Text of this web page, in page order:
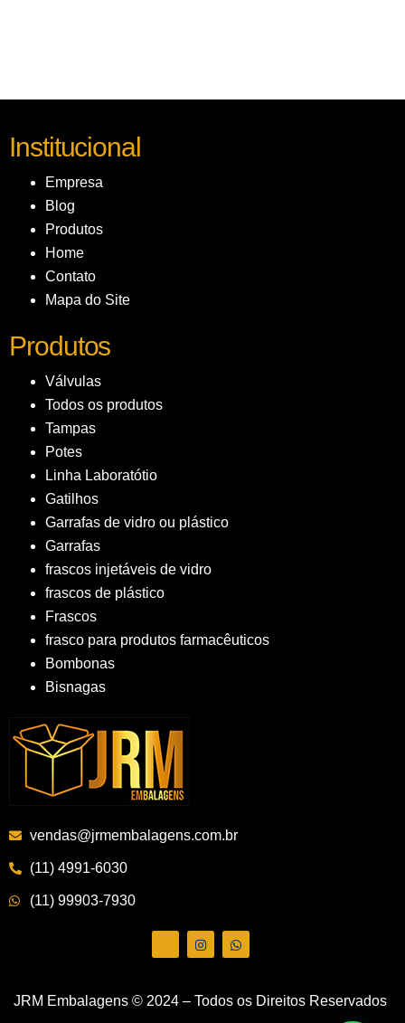
Institucional
Empresa
Blog
Produtos
Home
Contato
Mapa do Site
Produtos
Válvulas
Todos os produtos
Tampas
Potes
Linha Laboratótio
Gatilhos
Garrafas de vidro ou plástico
Garrafas
frascos injetáveis de vidro
frascos de plástico
Frascos
frasco para produtos farmacêuticos
Bombonas
Bisnagas
vendas@jrmembalagens.com.br
(11) 4991-6030
(11) 99903-7930
JRM Embalagens © 2024 – Todos os Direitos Reservados